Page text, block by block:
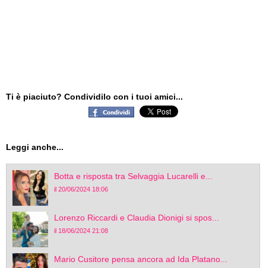
Ti è piaciuto? Condividilo con i tuoi amici...
Leggi anche...
Botta e risposta tra Selvaggia Lucarelli e...
il 20/06/2024 18:06
Lorenzo Riccardi e Claudia Dionigi si spos...
il 18/06/2024 21:08
Mario Cusitore pensa ancora ad Ida Platano...